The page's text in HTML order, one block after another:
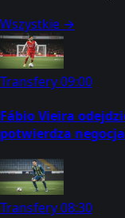
Wszystkie →
Transfery09:00
Fábio Vieira
potwierdza
Transfery08:30